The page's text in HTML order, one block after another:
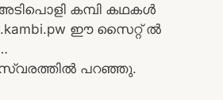
കമ്പി കഥകൾ
ഈ സൈറ്റ് ൽ
പറഞ്ഞു.